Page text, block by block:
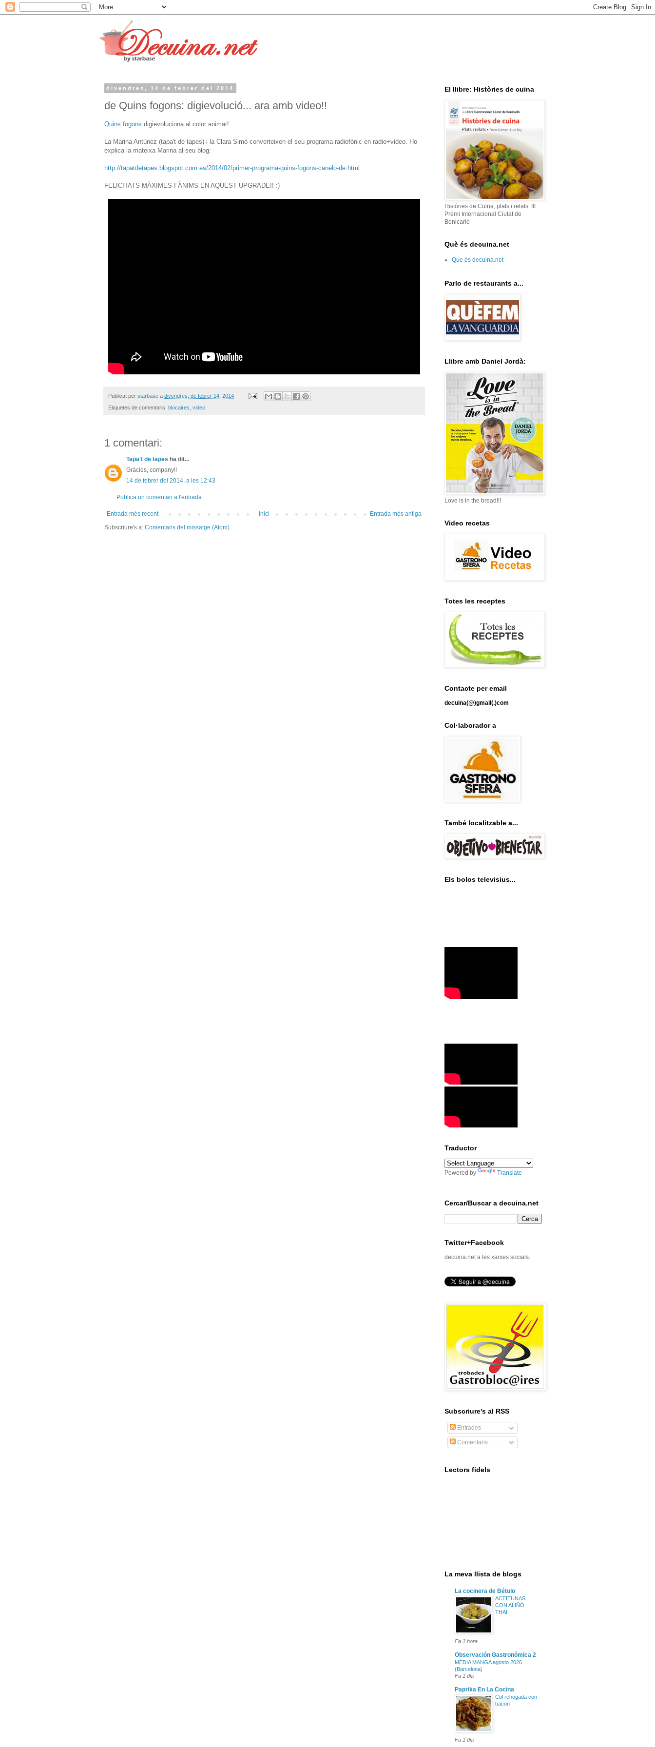
divendres, 14 de febrer del 2014
de Quins fogons: digievolució... ara amb video!!
Quins fogons digievoluciona al color animat!
La Marina Antúnez (tapa't de tapes) i la Clara Simó converteixen el seu programa radiofònic en radio+video. Ho
explica la mateixa Marina al seu blog:
http://tapatdetapes.blogspot.com.es/2014/02/primer-programa-quins-fogons-canelo-de.html
FELICITATS MÀXIMES I ÀNIMS EN AQUEST UPGRADE!! :)
Publicat per starbase a divendres, de febrer 14, 2014
Etiquetes de comentaris: blocaires video
1 comentari:
Tapa't de tapes ha dit...
Gràcies, company!!
14 de febrer del 2014, a les 12:43
Publica un comentari a l'entrada
Entrada més recent Entrada més antiga
Inici
Subscriure's a: Comentaris del missatge (Atom)
El llibre: Històries de cuina
Històries de Cuina, plats i relats. III
Premi Internacional Ciutat de
Benicarló
Què és decuina.net
Que és decuina.net
Parlo de restaurants a...
Llibre amb Daniel Jordà:
Love is in the bread!!!
Video recetas
Totes les receptes
Contacte per email
decuina(@)gmail(.)com
Col·laborador a
També localitzable a...
Els bolos televisius...
Traductor
Powered by Translate
Cercar/Buscar a decuina.net
Twitter+Facebook
decuina.net a les xarxes socials.
Subscriure's al RSS
Entrades
Comentaris
Lectors fidels
La meva llista de blogs
La cocinera de Bétulo
ACEITUNAS
CON ALIÑO
THAI
Fa 1 hora
Observación Gastronómica 2
MEDIA MANGA agosto 2026
(Barcelona)
Fa 1 dia
Paprika En La Cocina
Col rehogada con
bacon
Fa 1 dia